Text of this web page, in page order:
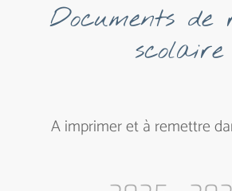
Documents de
scolaire
A imprimer et à remettre